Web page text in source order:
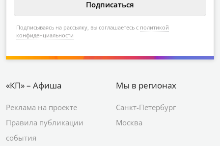
Подписываясь на рассылку, вы соглашаетесь с политикой
конфиденциальности
«КП» – Афиша
Реклама на проекте
Правила публикации
события
Мы в регионах
Санкт-Петербург
Москва